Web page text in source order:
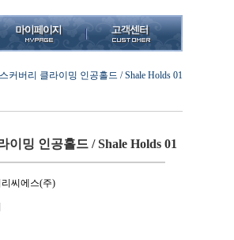
커버리 클라이밍 인공홀드 / Shale Holds 01
이밍 인공홀드 / Shale Holds 01
씨에스(주)